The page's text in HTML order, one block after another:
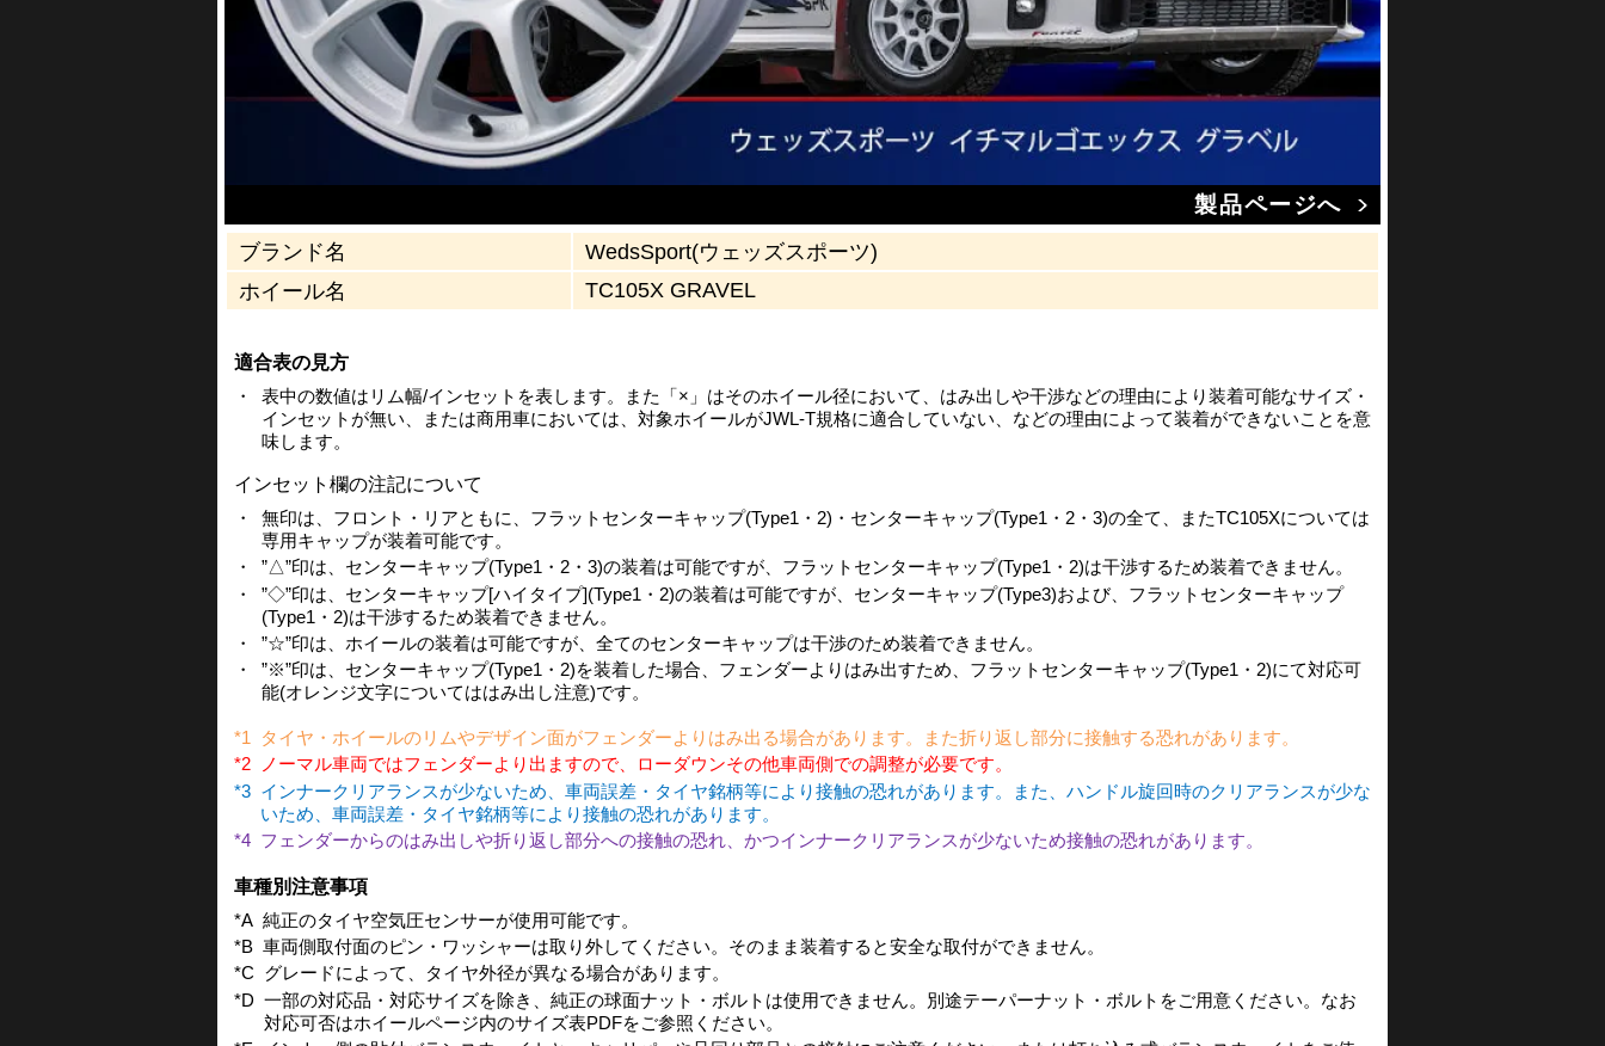
製品ページへ
ブランド名
WedsSport(ウェッズスポーツ)
ホイール名
TC105X GRAVEL
適合表の見方
・
表中の数値はリム幅/インセットを表します。また「×」はそのホイール径において、はみ出しや干渉などの理由により装着可能なサイズ・
インセットが無い、または商用車においては、対象ホイールがJWL-T規格に適合していない、などの理由によって装着ができないことを意
味します。
インセット欄の注記について
・
無印は、フロント・リアともに、フラットセンターキャップ(Type1・2)・センターキャップ(Type1・2・3)の全て、またTC105Xについては
専用キャップが装着可能です。
・
”△”印は、センターキャップ(Type1・2・3)の装着は可能ですが、フラットセンターキャップ(Type1・2)は干渉するため装着できません。
・
”◇”印は、センターキャップ[ハイタイプ](Type1・2)の装着は可能ですが、センターキャップ(Type3)および、フラットセンターキャップ
(Type1・2)は干渉するため装着できません。
・
”☆”印は、ホイールの装着は可能ですが、全てのセンターキャップは干渉のため装着できません。
・
”※”印は、センターキャップ(Type1・2)を装着した場合、フェンダーよりはみ出すため、フラットセンターキャップ(Type1・2)にて対応可
能(オレンジ文字についてははみ出し注意)です。
*1
タイヤ・ホイールのリムやデザイン面がフェンダーよりはみ出る場合があります。また折り返し部分に接触する恐れがあります。
*2
ノーマル車両ではフェンダーより出ますので、ローダウンその他車両側での調整が必要です。
*3 インナークリアランスが少ないため、車両誤差・タイヤ銘柄等により接触の恐れがあります。また、ハンドル旋回時のクリアランスが少な
いため、車両誤差・タイヤ銘柄等により接触の恐れがあります。
*4 フェンダーからのはみ出しや折り返し部分への接触の恐れ、かつインナークリアランスが少ないため接触の恐れがあります。
車種別注意事項
*A 純正のタイヤ空気圧センサーが使用可能です。
*B 車両側取付面のピン・ワッシャーは取り外してください。そのまま装着すると安全な取付ができません。
*C グレードによって、タイヤ外径が異なる場合があります。
*D 一部の対応品・対応サイズを除き、純正の球面ナット・ボルトは使用できません。別途テーパーナット・ボルトをご用意ください。なお
対応可否はホイールページ内のサイズ表PDFをご参照ください。